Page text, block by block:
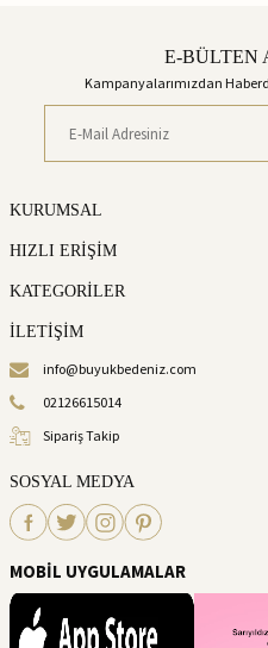
E-BÜLTEN
Kampanyalarımızdan
KURUMSAL
HIZLI ERİŞİM
KATEGORİLER
İLETİŞİM
info@buyukbedeniz.com
02126615014
Sipariş Takip
SOSYAL MEDYA
MOBİL UYGULAMALAR